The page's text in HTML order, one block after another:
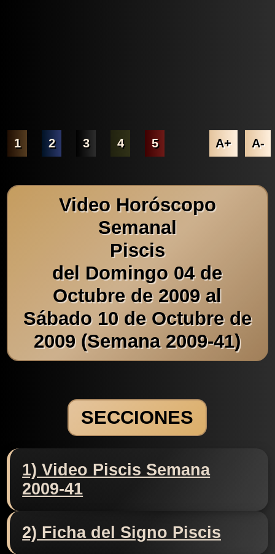
1 2 3 4 5 A+ A-
Video Horóscopo
Semanal
Piscis
del Domingo 04 de
Octubre de 2009 al
Sábado 10 de Octubre de
2009 (Semana 2009-41)
SECCIONES
1) Video Piscis Semana
2009-41
2) Ficha del Signo Piscis